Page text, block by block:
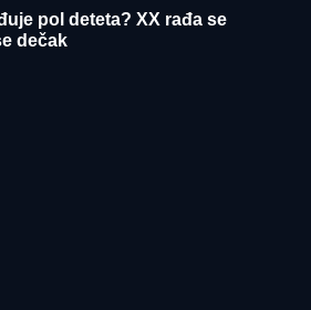
pol deteta? XX rađa se
dečak